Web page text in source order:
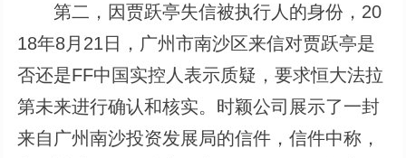
第二，因贾跃亭失信被执行人的身份，20
18年8月21日，广州市南沙区来信对贾跃亭是
否还是FF中国实控人表示质疑，要求恒大法拉
第未来进行确认和核实。时颖公司展示了一封
来自广州南沙投资发展局的信件，信件中称，